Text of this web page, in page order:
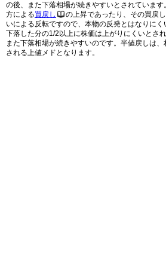
の後、また下落相場が続きやすいとされています
方による買戻し
の上昇であったり、その買戻
いによる反転ですので、本物の反発とはなりにく
下落した分の1/2以上に株価は上がりにくいとさ
また下落相場が続きやすいのです。半値戻しは
される上値メドとなります。